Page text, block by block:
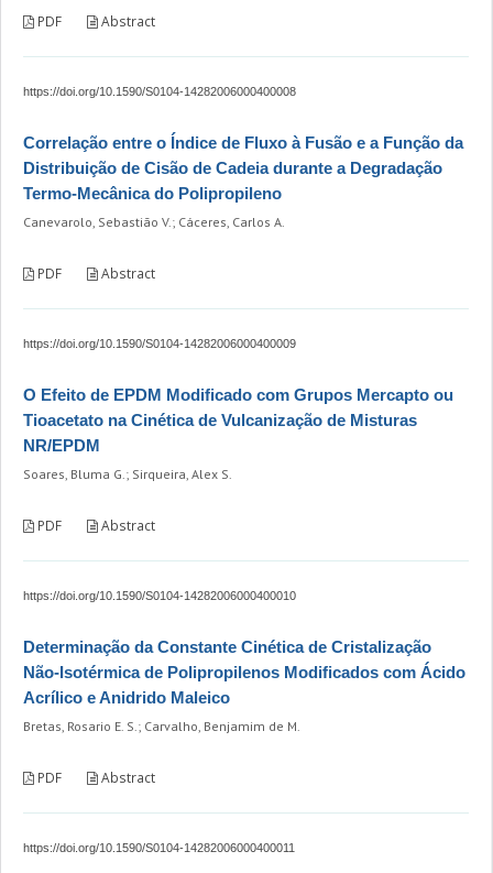
PDF Abstract
https://doi.org/10.1590/S0104-14282006000400008
Correlação entre o Índice de Fluxo à Fusão e a Função da
Distribuição de Cisão de Cadeia durante a Degradação
Termo-Mecânica do Polipropileno
Canevarolo, Sebastião V.; Cáceres, Carlos A.
PDF Abstract
https://doi.org/10.1590/S0104-14282006000400009
O Efeito de EPDM Modificado com Grupos Mercapto ou
Tioacetato na Cinética de Vulcanização de Misturas
NR/EPDM
Soares, Bluma G.; Sirqueira, Alex S.
PDF Abstract
https://doi.org/10.1590/S0104-14282006000400010
Determinação da Constante Cinética de Cristalização
Não-Isotérmica de Polipropilenos Modificados com Ácido
Acrílico e Anidrido Maleico
Bretas, Rosario E. S.; Carvalho, Benjamim de M.
PDF Abstract
https://doi.org/10.1590/S0104-14282006000400011